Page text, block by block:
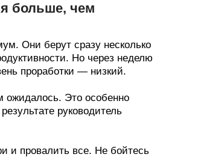
больше, чем
Они берут сразу несколько
Но через неделю
проработки — низкий.
ожидалось. Это особенно
руководитель
и провалить все. Не бойтесь